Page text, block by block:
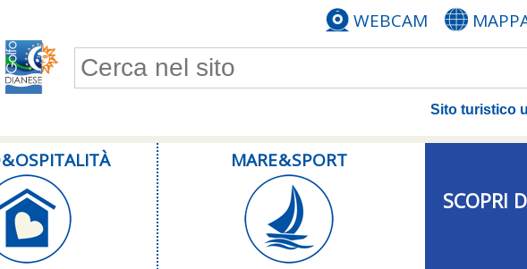
WEBCAM
Form di ricerca
Sito turistico
OSPITALITÀ MARE & SPORT
SCOPRI